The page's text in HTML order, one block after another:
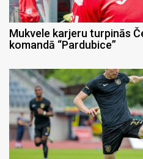
Mukvele karjeru turpinās
komandā “Pardubice”